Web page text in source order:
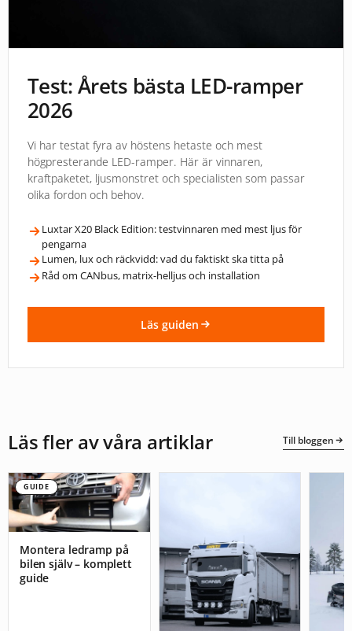
Test: Årets bästa LED-ramper
2026
Vi har testat fyra av höstens hetaste och mest
högpresterande LED-ramper. Här är vinnaren,
kraftpaketet, ljusmonstret och specialisten som passar
olika fordon och behov.
Luxtar X20 Black Edition: testvinnaren med mest ljus för
pengarna
Lumen, lux och räckvidd: vad du faktiskt ska titta på
Råd om CANbus, matrix-helljus och installation
Läs guiden
Läs fler av våra artiklar Till bloggen
GUIDE
Montera ledramp på
bilen själv – komplett
guide